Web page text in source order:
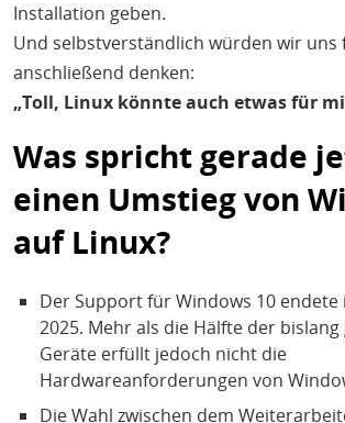
Installation geben.
Und selbstverständlich würden wir uns
anschließend denken:
„Toll, Linux könnte auch etwas für
Was spricht gerade
einen Umstieg von
auf Linux?
Der Support für Windows 10
2025. Mehr als die Hälfte der
Geräte erfüllt jedoch nicht die
Hardwareanforderungen von
Die Wahl zwischen dem